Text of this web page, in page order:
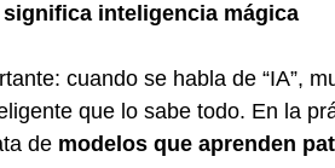
significa inteligencia mágica
cuando se habla de “IA”,
que lo sabe todo. En la
de modelos que aprenden